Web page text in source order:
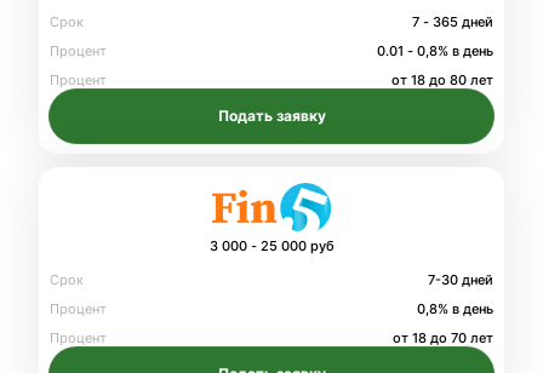
Срок
7 - 365 дней
Процент
0.01 - 0,8% в день
Процент
от 18 до 80 лет
Подать заявку
3 000 - 25 000 руб
Срок
7-30 дней
Процент
0,8% в день
Процент
от 18 до 70 лет